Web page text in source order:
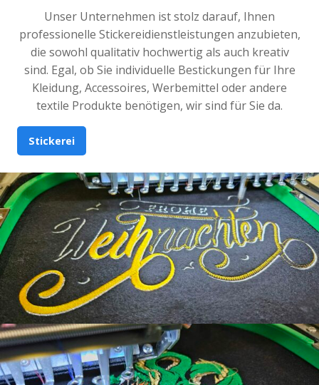
Unser Unternehmen ist stolz darauf, Ihnen
professionelle Stickereidienstleistungen anzubieten,
die sowohl qualitativ hochwertig als auch kreativ
sind. Egal, ob Sie individuelle Bestickungen für Ihre
Kleidung, Accessoires, Werbemittel oder andere
textile Produkte benötigen, wir sind für Sie da.
Stickerei